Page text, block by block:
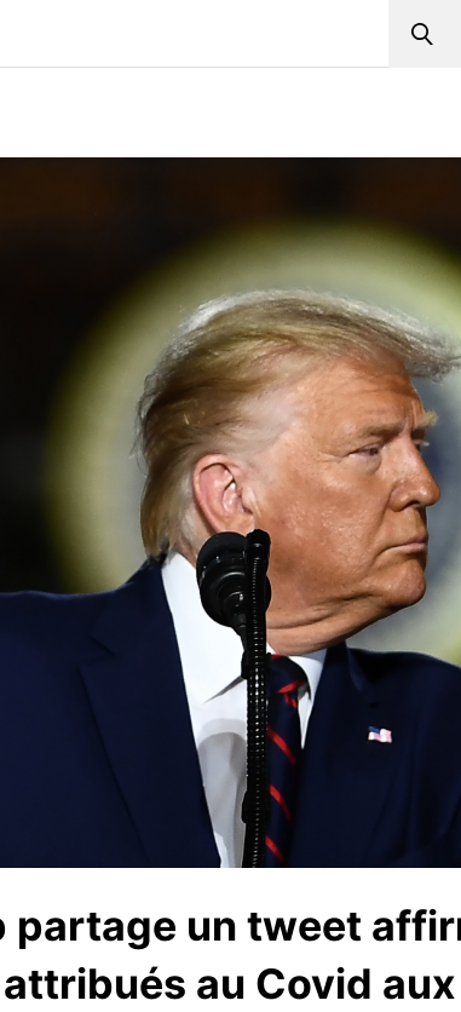
partage un tweet
au Covid